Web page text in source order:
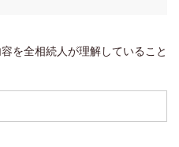
を全相続人が理解していること